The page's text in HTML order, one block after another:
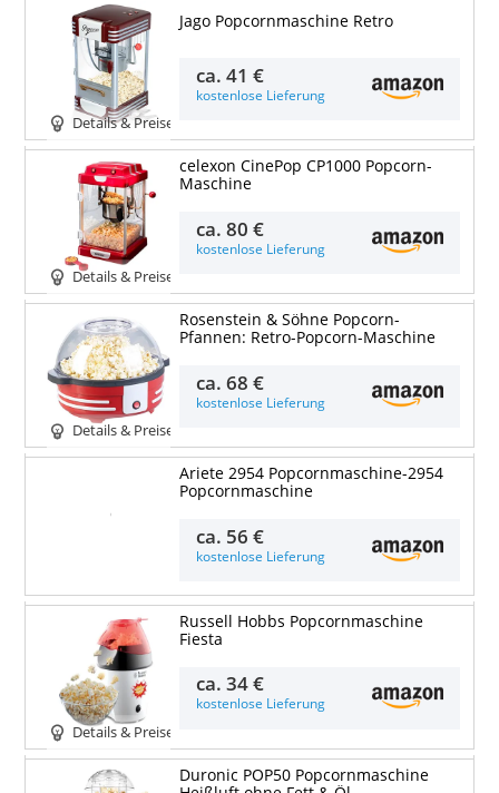
Details & Preise
Jago Popcornmaschine Retro
ca.41 €
kostenlose Lieferung
Details & Preise
celexon CinePop CP1000 Popcorn-
Maschine
ca.80 €
kostenlose Lieferung
Details & Preise
Rosenstein & Söhne Popcorn-
Pfannen: Retro-Popcorn-Maschine
ca.68 €
kostenlose Lieferung
Ariete 2954 Popcornmaschine-2954
Popcornmaschine
ca. 56 €
kostenlose Lieferung
Details & Preise
Russell Hobbs Popcornmaschine
Fiesta
ca.34 €
kostenlose Lieferung
Duronic POP50 Popcornmaschine